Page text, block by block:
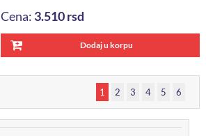
Cena: 3.510rsd
Dodaj u korpu
1 2 3 4 5 6